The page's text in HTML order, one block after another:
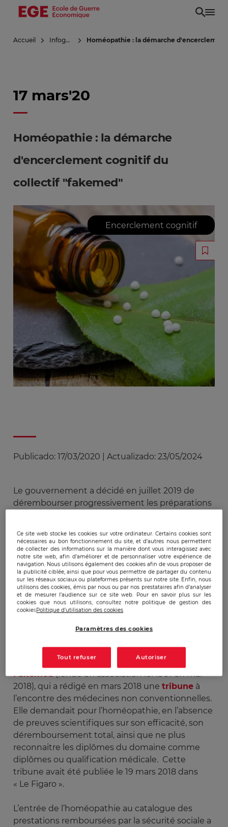
Aller
principal
Accueil Infoguerre Homéopathie : la démarche
17 mars'20
Homéopathie : la démarche
d'encerclement cognitif du
collectif "fakemed"
Encerclement cognitif
Publicado: 17/03/2020 Actualizado: 23/05/2024
Le gouvernement a décidé en juillet 2019 de
dérembourser progressivement les préparations
15% à 0% en 2021 (elles étaient même
remboursées jusqu’à 90% en Alsace Moselle). En
octobre 2019, alors que les décrets d’applications
venaient d’être publiés au journal officiel, les
deux principaux laboratoires français spécialisés
dans l’homéopathie ont annoncé saisir le conseil
d’Etat pour obtenir gain de cause quant à cette
décision contraire à leurs intérêts.
A l’origine du processus qui a conduit à cette
décision se trouvent 124 médecins du collectif
Fakemed(fondé en association loi 1901 en mai
2018), qui a rédigé en mars 2018 une tribune à
l’encontre des médecines non conventionnelles.
Elle demandait pour l’homéopathie, en l’absence
de preuves scientifiques sur son efficacité, son
déremboursement total, ainsi que ne plus
reconnaitre les diplômes du domaine comme
diplômes ou qualification médicale. Cette
tribune avait été publiée le 19 mars 2018 dans
« Le Figaro ».
L’entrée de l’homéopathie au catalogue des
prestations remboursées par la sécurité sociale a
Ce site web stocke les cookies sur votre ordinateur. Certains cookies sont
nécessaires au bon fonctionnement du site, et d’autres nous permettent
de collecter des informations sur la manière dont vous interagissez avec
notre site web, afin d’améliorer et de personnaliser votre expérience de
navigation. Nous utilisons également des cookies afin de vous proposer de
la publicité ciblée, ainsi que pour vous permettre de partager du contenu
sur les réseaux sociaux ou plateformes présents sur notre site. Enfin, nous
utilisons des cookies, émis par nous ou par nos prestataires afin d’analyser
et de mesurer l’audience sur ce site web. Pour en savoir plus sur les
cookies que nous utilisons, consultez notre politique de gestion des
cookiesPolitique d'utilisation des cookies
Paramètres des cookies
Tout refuser Autoriser